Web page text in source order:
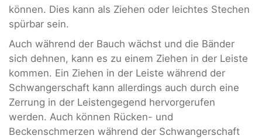
können. Dies kann als Ziehen oder leichtes Stechen
spürbar sein.
Auch während der Bauch wächst und die Bänder
sich dehnen, kann es zu einem Ziehen in der Leiste
kommen. Ein Ziehen in der Leiste während der
Schwangerschaft kann allerdings auch durch eine
Zerrung in der Leistengegend hervorgerufen
werden. Auch können Rücken- und
Beckenschmerzen während der Schwangerschaft